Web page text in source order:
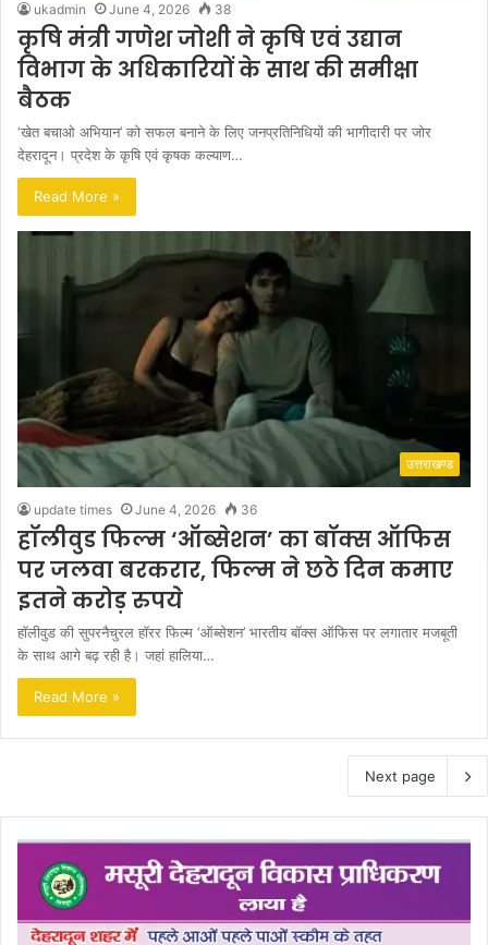
ukadmin June 4, 2026 38
कृषि मंत्री गणेश जोशी ने कृषि एवं उद्यान
विभाग के अधिकारियों के साथ की समीक्षा
बैठक
‘खेत बचाओ अभियान’ को सफल बनाने के लिए जनप्रतिनिधियों की भागीदारी पर जोर
देहरादून। प्रदेश के कृषि एवं कृषक कल्याण…
Read More »
उत्तराखण्ड
update times June 4, 2026 36
हॉलीवुड फिल्म ‘ऑब्सेशन’ का बॉक्स ऑफिस
पर जलवा बरकरार, फिल्म ने छठे दिन कमाए
इतने करोड़ रुपये
हॉलीवुड की सुपरनैचुरल हॉरर फिल्म ‘ऑब्सेशन’ भारतीय बॉक्स ऑफिस पर लगातार मजबूती
के साथ आगे बढ़ रही है। जहां हालिया…
Read More »
Next page